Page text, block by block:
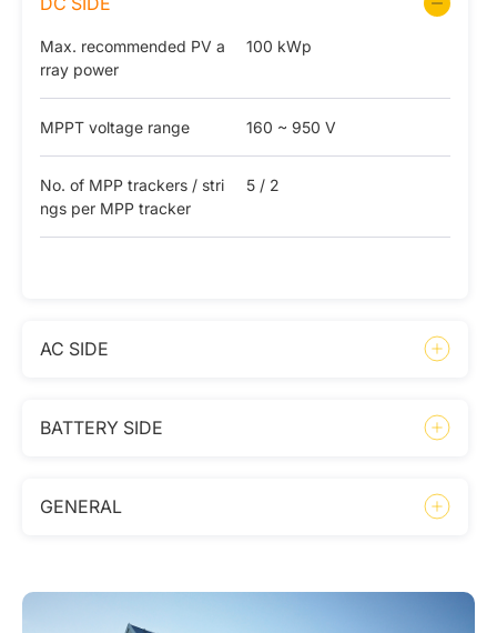
Max. recommended PV a
rray power
100 kWp
MPPT voltage range 160 ~ 950 V
No. of MPP trackers / stri
ngs per MPP tracker
5 / 2
AC SIDE
BATTERY SIDE
GENERAL